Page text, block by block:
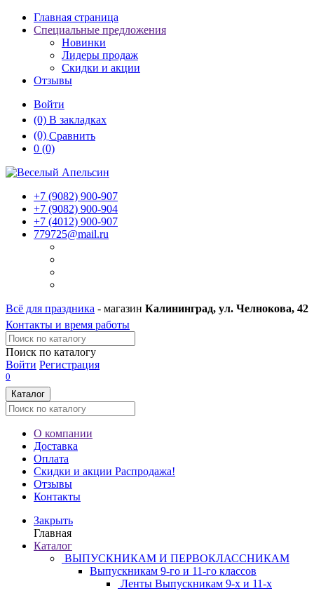
Главная страница
Специальные предложения
Новинки
Лидеры продаж
Скидки и акции
Отзывы
Войти
(0) В закладках
(0) Сравнить
0 (0)
+7 (9082) 900-907
+7 (9082) 900-904
+7 (4012) 900-907
779725@mail.ru
Всё для праздника - магазин Калининград, ул. Челнокова, 42
Контакты и время работы
Поиск по каталогу
Войти Регистрация
0
Каталог
О компании
Доставка
Оплата
Скидки и акции Распродажа!
Отзывы
Контакты
Закрыть
Главная
Каталог
ВЫПУСКНИКАМ И ПЕРВОКЛАССНИКАМ
Выпускникам 9-го и 11-го классов
Ленты Выпускникам 9-х и 11-х